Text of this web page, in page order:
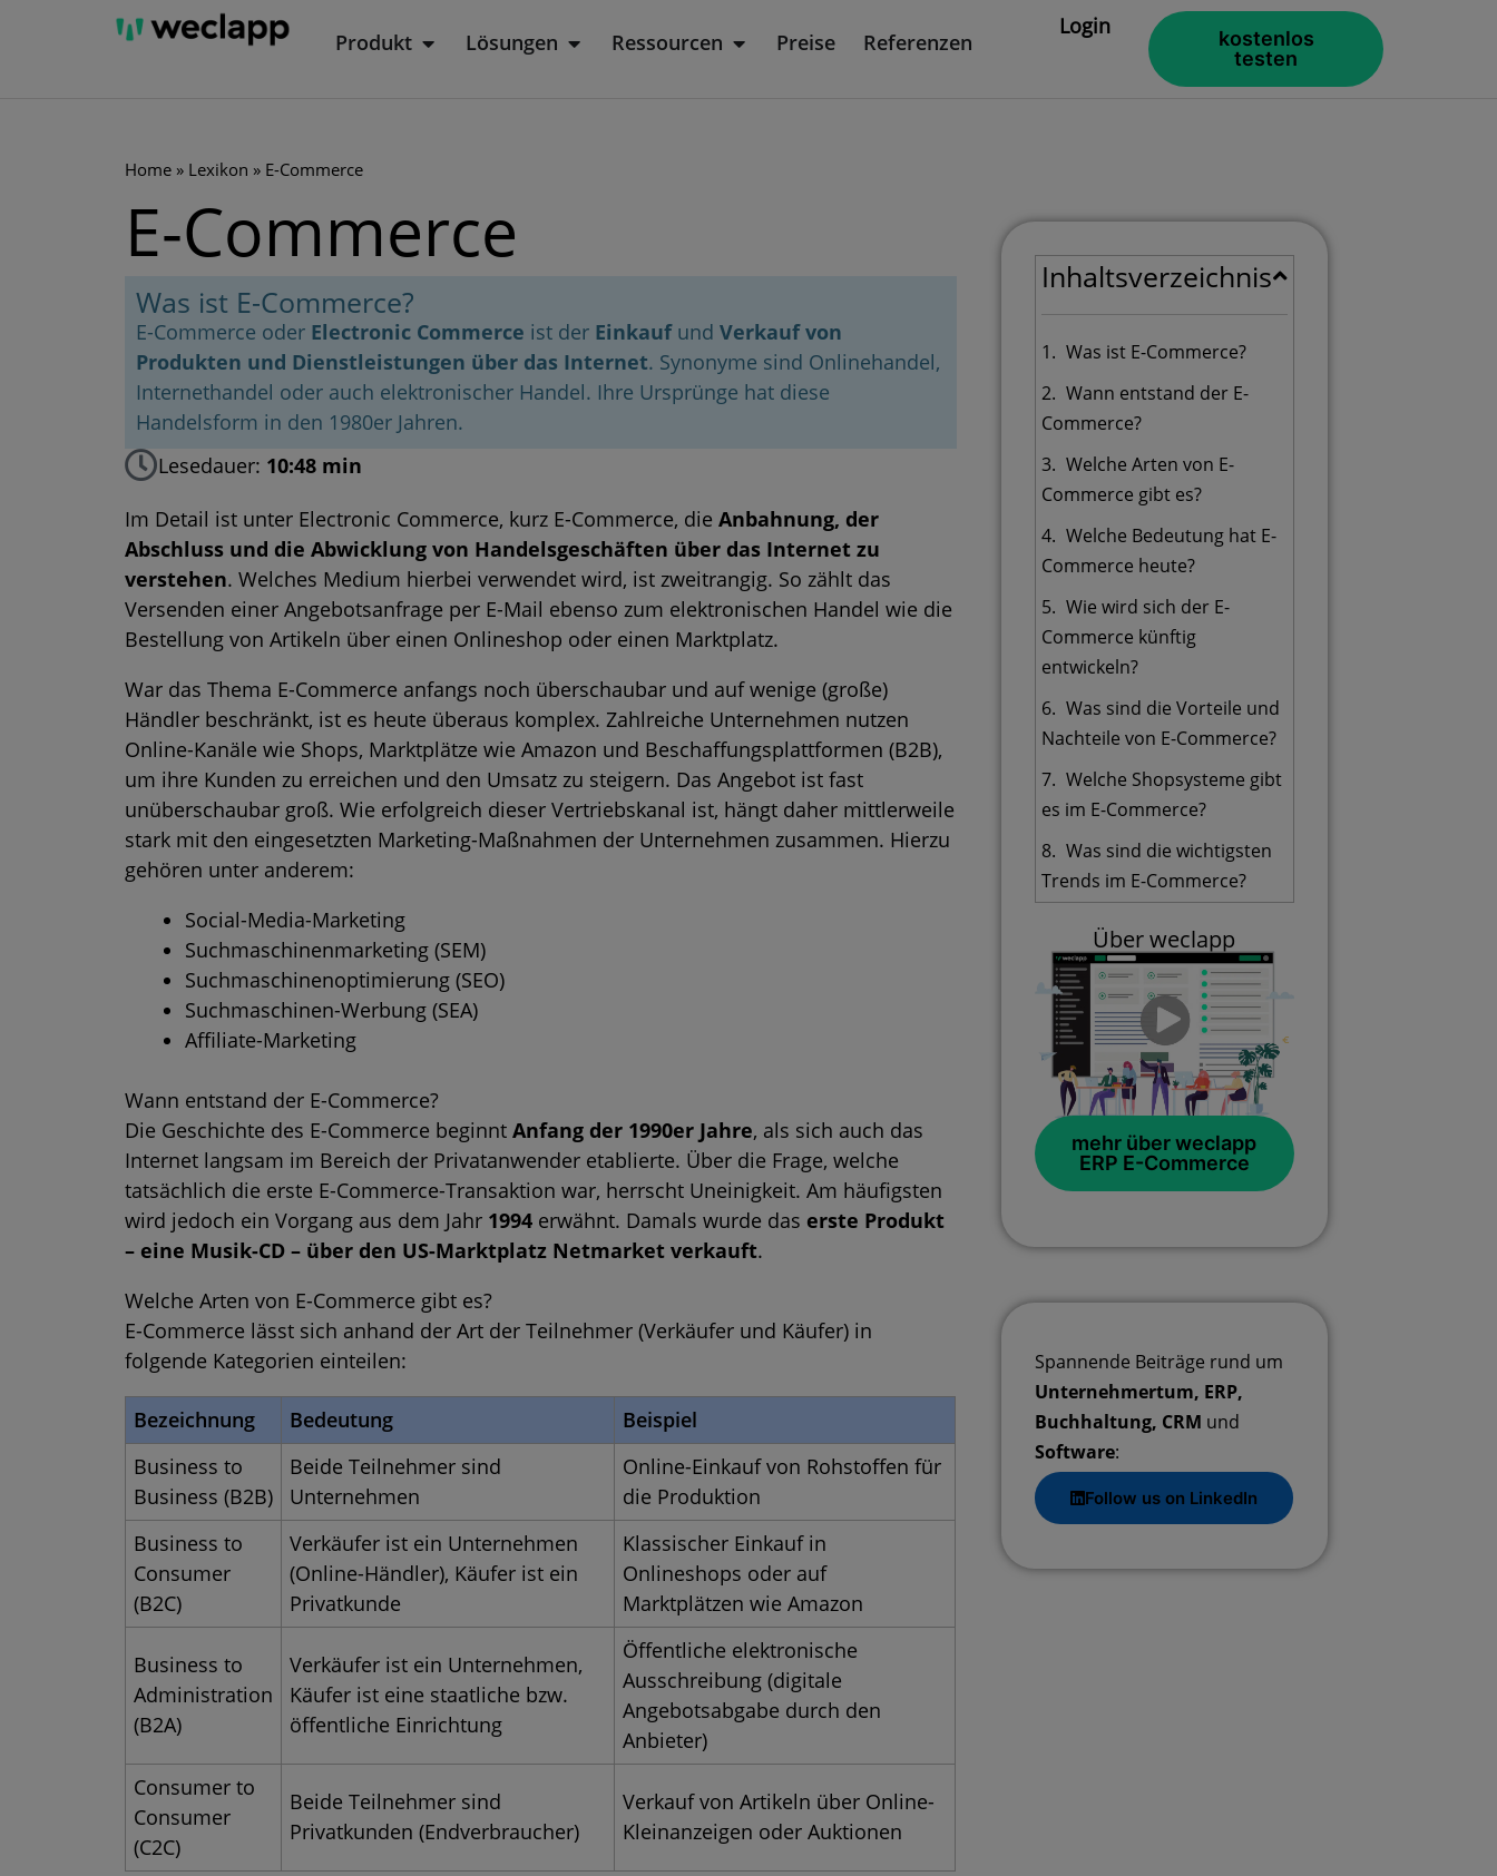
Produkt Öffne Produkt
Lösungen Öffne Lösungen
Ressourcen Öffne Ressourcen
Preise Referenzen
Login
kostenlos
testen
Home » Lexikon » E-Commerce
E-Commerce
Was ist E-Commerce?
E-Commerce oder Electronic Commerce ist der Einkaufund Verkauf von
Produkten und Dienstleistungen über das Internet. Synonyme sind Onlinehandel,
Internethandel oder auch elektronischer Handel. Ihre Ursprünge hat diese
Handelsform in den 1980er Jahren.
Lesedauer: 10:48 min
Im Detail ist unter Electronic Commerce, kurz E-Commerce, die Anbahnung, der
Abschluss und die Abwicklung von Handelsgeschäften über das Internet zu
verstehen. Welches Medium hierbei verwendet wird, ist zweitrangig. So zählt das
Versenden einer Angebotsanfrage per E-Mail ebenso zum elektronischen Handel wie die
Bestellung von Artikeln über einen Onlineshop oder einen Marktplatz.
War das Thema E-Commerce anfangs noch überschaubar und auf wenige (große)
Händler beschränkt, ist es heute überaus komplex. Zahlreiche Unternehmen nutzen
Online-Kanäle wie Shops, Marktplätze wie Amazon und Beschaffungsplattformen (B2B),
um ihre Kunden zu erreichen und den Umsatz zu steigern. Das Angebot ist fast
unüberschaubar groß. Wie erfolgreich dieser Vertriebskanal ist, hängt daher mittlerweile
stark mit den eingesetzten Marketing-Maßnahmen der Unternehmen zusammen. Hierzu
gehören unter anderem:
Social-Media-Marketing
Suchmaschinenmarketing (SEM)
Suchmaschinenoptimierung (SEO)
Suchmaschinen-Werbung (SEA)
Affiliate-Marketing
Wann entstand der E-Commerce?
Die Geschichte des E-Commerce beginnt Anfang der 1990er Jahre, als sich auch das
Internet langsam im Bereich der Privatanwender etablierte. Über die Frage, welche
tatsächlich die erste E-Commerce-Transaktion war, herrscht Uneinigkeit. Am häufigsten
wird jedoch ein Vorgang aus dem Jahr 1994 erwähnt. Damals wurde das erste Produkt
– eine Musik-CD – über den US-Marktplatz Netmarket verkauft.
Welche Arten von E-Commerce gibt es?
E-Commerce lässt sich anhand der Art der Teilnehmer (Verkäufer und Käufer) in
folgende Kategorien einteilen:
Bezeichnung Bedeutung
Beispiel
Business to
Business (B2B)
Beide Teilnehmer sind
Unternehmen
Online-Einkauf von Rohstoffen für
die Produktion
Business to
Consumer
(B2C)
Verkäufer ist ein Unternehmen
(Online-Händler), Käufer ist ein
Privatkunde
Klassischer Einkauf in
Onlineshops oder auf
Marktplätzen wie Amazon
Business to
Administration
(B2A)
Verkäufer ist ein Unternehmen,
Käufer ist eine staatliche bzw.
öffentliche Einrichtung
Öffentliche elektronische
Ausschreibung (digitale
Angebotsabgabe durch den
Anbieter)
Consumer to
Consumer
(C2C)
Beide Teilnehmer sind
Privatkunden (Endverbraucher)
Verkauf von Artikeln über Online-
Kleinanzeigen oder Auktionen
Inhaltsverzeichnis
Was ist E-Commerce?
Wann entstand der E-
Commerce?
Welche Arten von E-
Commerce gibt es?
Welche Bedeutung hat E-
Commerce heute?
Wie wird sich der E-
Commerce künftig
entwickeln?
Was sind die Vorteile und
Nachteile von E-Commerce?
Welche Shopsysteme gibt
es im E-Commerce?
Was sind die wichtigsten
Trends im E-Commerce?
Über weclapp
mehr über weclapp
ERP E-Commerce
Spannende Beiträge rund um
Unternehmertum, ERP,
Buchhaltung, CRM und
Software:
Follow us on LinkedIn